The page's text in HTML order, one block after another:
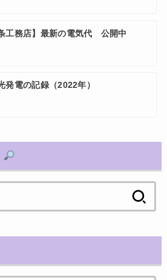
条工務店】最新の電気代 公開中
発電の記録（2022年）
索: